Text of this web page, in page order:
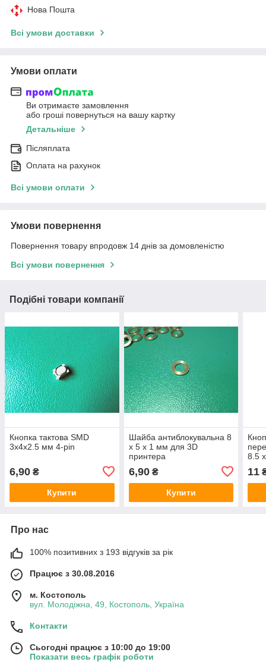
Нова Пошта
Всі умови доставки
Умови оплати
Ви отримаєте замовлення
або гроші повернуться на вашу картку
Детальніше
Післяплата
Оплата на рахунок
Всі умови оплати
Умови повернення
Повернення товару впродовж 14 днів за домовленістю
Всі умови повернення
Подібні товари компанії
Кнопка тактова SMD
3х4х2.5 мм 4-pin
6,90 ₴
Купити
Шайба антиблокувальна 8
х 5 х 1 мм для 3D
принтера
6,90₴
Купити
8.5
11
Про нас
100% позитивних з 193 відгуків за рік
Працює з 30.08.2016
м. Костополь
вул. Молодіжна, 49, Костополь, Україна
Контакти
Сьогодні працює з 10:00 до 19:00
Показати весь графік роботи